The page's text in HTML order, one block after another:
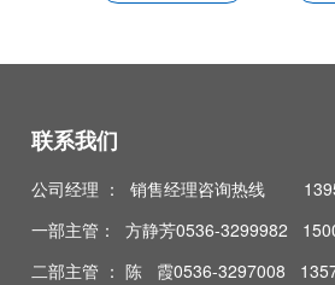
联系我们
公司经理 ： 销售经理咨询热线
一部主管： 方静芳0536-3299982
二部主管 ： 陈 霞0536-3297008